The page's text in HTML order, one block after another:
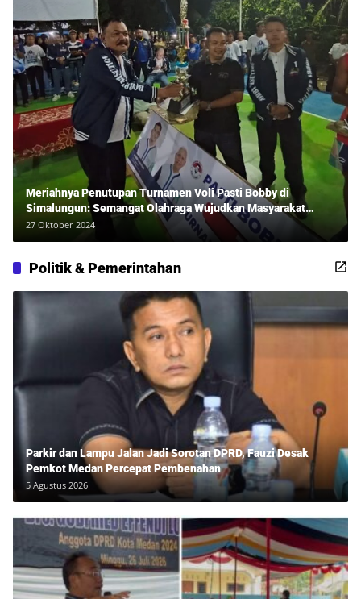
Meriahnya Penutupan Turnamen Voli Pasti Bobby di
Simalungun: Semangat Olahraga Wujudkan Masyarakat
Sehat Bersama Erwan Rozadi dan Ribuan Penonton!
27 Oktober 2024
Politik & Pemerintahan
Parkir dan Lampu Jalan Jadi Sorotan DPRD, Fauzi Desak
Pemkot Medan Percepat Pembenahan
5 Agustus 2026